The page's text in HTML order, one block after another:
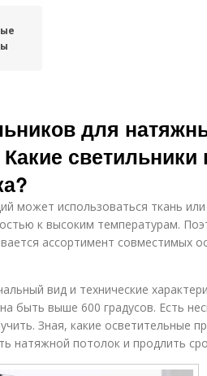
для
может использоваться ткань
к высоким температурам.
ассортимент совместимых
вид и технические
быть выше 600 градусов. Есть
Зная, какие осветительные
натяжной потолок и продлить